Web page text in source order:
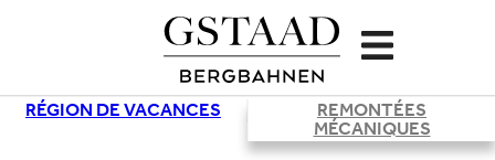
RÉGION DE VACANCES
REMONTÉES
MÉCANIQUES